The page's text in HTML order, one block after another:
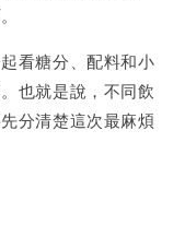
看糖分、配料和小
也就是說，不同飲
分清楚這次最麻煩